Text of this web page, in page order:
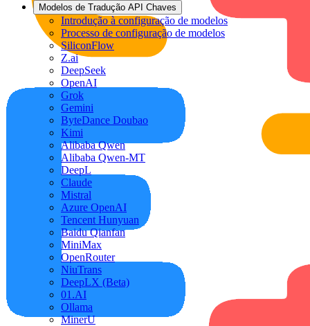
Modelos de Tradução API Chaves
Introdução à configuração de modelos
Processo de configuração de modelos
SiliconFlow
Z.ai
DeepSeek
OpenAI
Grok
Gemini
ByteDance Doubao
Kimi
Alibaba Qwen
Alibaba Qwen-MT
DeepL
Claude
Mistral
Azure OpenAI
Tencent Hunyuan
Baidu Qianfan
MiniMax
OpenRouter
NiuTrans
DeepLX (Beta)
01.AI
Ollama
MinerU